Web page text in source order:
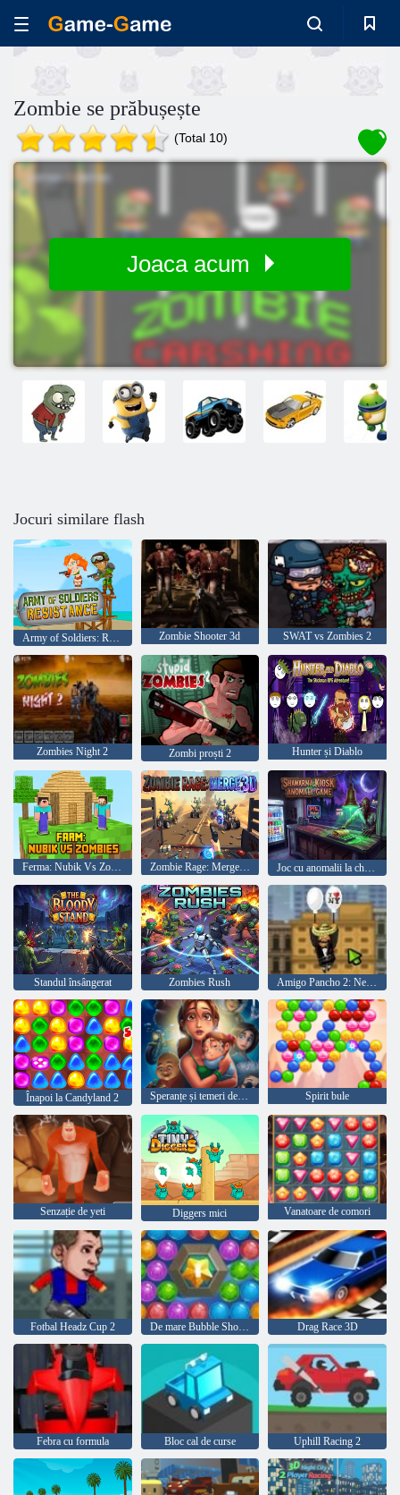
Zombie se prăbușește
(Total 10)
Joaca acum
Jocuri similare flash
Army of Soldiers: Rezistența Zombie Shooter 3d SWAT vs Zombies 2
Zombies Night 2 Zombi proști 2 Hunter și Diablo
Ferma: Nubik Vs Zombies Zombie Rage: Merge 3D Joc cu anomalii la chioșc Shawarma
Standul însângerat Zombies Rush Amigo Pancho 2: New York Party
Înapoi la Candyland 2 Speranțe și temeri delicioase Emily Spirit bule
Senzație de yeti Diggers mici Vanatoare de comori
Fotbal Headz Cup 2 De mare Bubble Shooter Drag Race 3D
Febra cu formula Bloc cal de curse Uphill Racing 2